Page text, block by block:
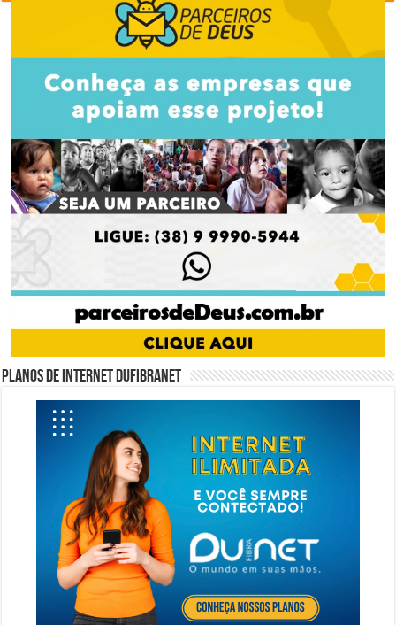
Planos de internet DUFIBRANET